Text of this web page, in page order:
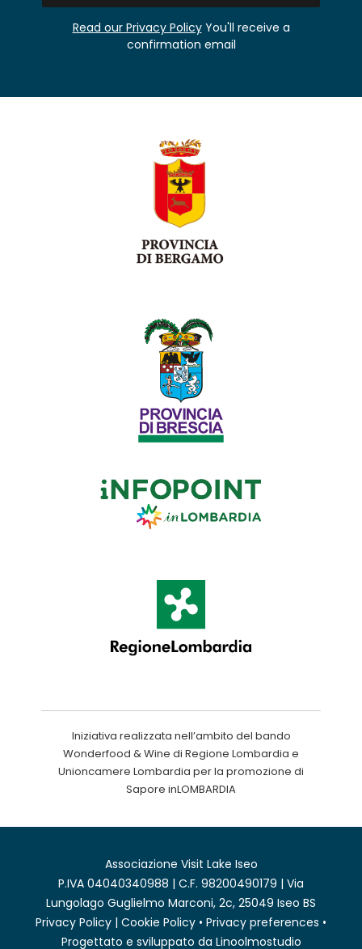
Read our Privacy PolicyYou'll receive a
confirmation email
Iniziativa realizzata nell’ambito del bando
Wonderfood & Wine di Regione Lombardia e
Unioncamere Lombardia per la promozione di
Sapore inLOMBARDIA
Associazione Visit Lake Iseo
P.IVA 04040340988 | C.F. 98200490179 | Via
Lungolago Guglielmo Marconi, 2c, 25049 Iseo BS
Privacy Policy | Cookie Policy • Privacy preferences •
Progettato e sviluppato da Linoolmostudio